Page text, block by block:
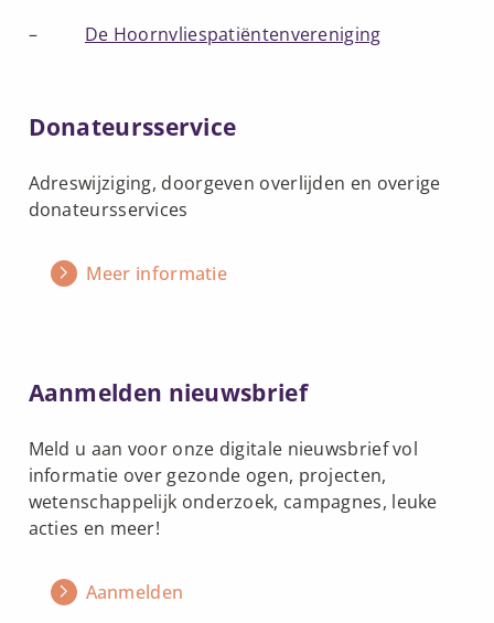
– De Hoornvliespatiëntenvereniging
Donateursservice
Adreswijziging, doorgeven overlijden en overige
donateursservices
Meer informatie
Lees
over
Donateursservice
Aanmelden nieuwsbrief
Meld u aan voor onze digitale nieuwsbrief vol
informatie over gezonde ogen, projecten,
wetenschappelijk onderzoek, campagnes, leuke
acties en meer!
Aanmelden
Lees
over
Aanmelden
nieuwsbrief